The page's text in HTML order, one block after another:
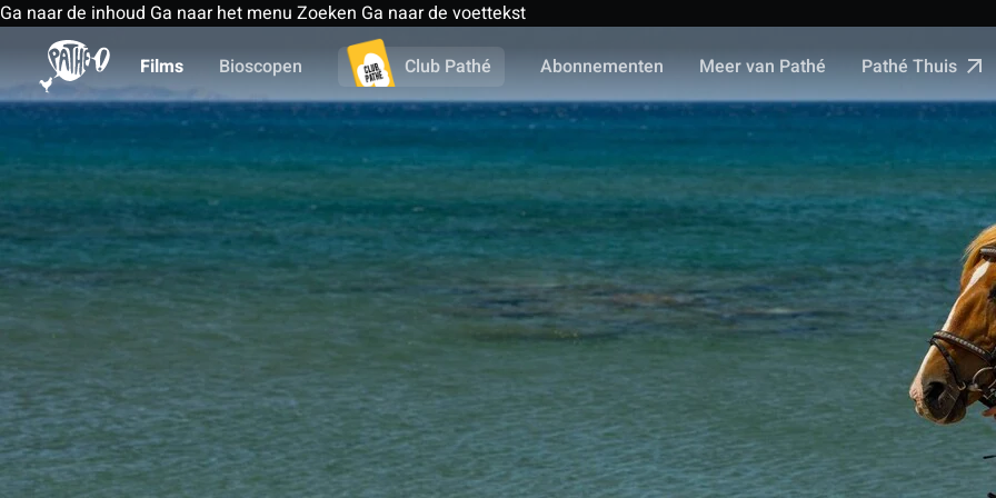
Ga naar de inhoud Ga naar het menu Zoeken Ga naar de voettekst
Films
Bioscopen Club Pathé Abonnementen Meer van Pathé Pathé Thuis